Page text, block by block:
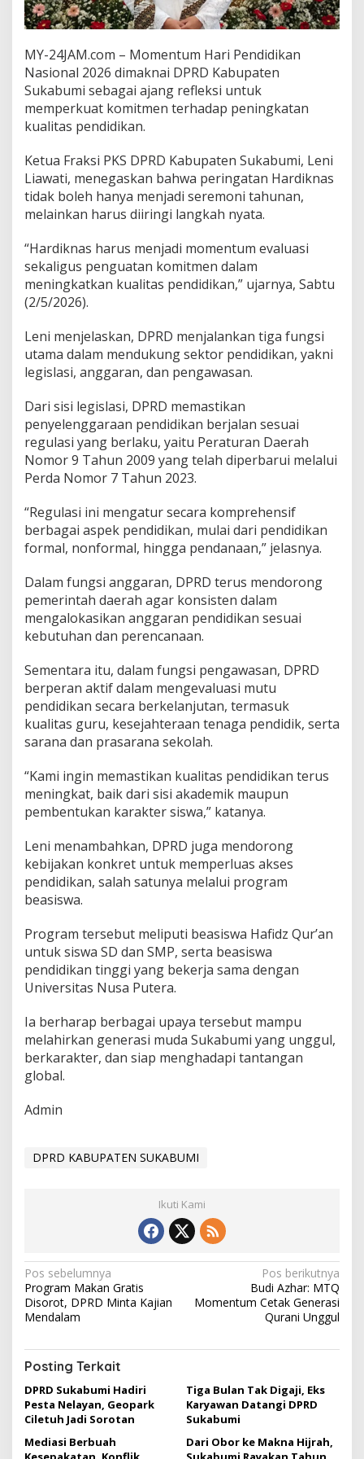
s
i
D
P
D
P
e
k
a
t
S
k
o
r
n
i
d
k
a
MY-24JAM.com – Momentum Hari Pendidikan
Nasional 2026 dimaknai DPRD Kabupaten
Sukabumi sebagai ajang refleksi untuk
memperkuat komitmen terhadap peningkatan
kualitas pendidikan.
Ketua Fraksi PKS DPRD Kabupaten Sukabumi, Leni
Liawati, menegaskan bahwa peringatan Hardiknas
tidak boleh hanya menjadi seremoni tahunan,
melainkan harus diiringi langkah nyata.
“Hardiknas harus menjadi momentum evaluasi
sekaligus penguatan komitmen dalam
meningkatkan kualitas pendidikan,” ujarnya, Sabtu
(2/5/2026).
Leni menjelaskan, DPRD menjalankan tiga fungsi
utama dalam mendukung sektor pendidikan, yakni
legislasi, anggaran, dan pengawasan.
Dari sisi legislasi, DPRD memastikan
penyelenggaraan pendidikan berjalan sesuai
regulasi yang berlaku, yaitu Peraturan Daerah
Nomor 9 Tahun 2009 yang telah diperbarui melalui
Perda Nomor 7 Tahun 2023.
“Regulasi ini mengatur secara komprehensif
berbagai aspek pendidikan, mulai dari pendidikan
formal, nonformal, hingga pendanaan,” jelasnya.
Dalam fungsi anggaran, DPRD terus mendorong
pemerintah daerah agar konsisten dalam
mengalokasikan anggaran pendidikan sesuai
kebutuhan dan perencanaan.
Sementara itu, dalam fungsi pengawasan, DPRD
berperan aktif dalam mengevaluasi mutu
pendidikan secara berkelanjutan, termasuk
kualitas guru, kesejahteraan tenaga pendidik, serta
sarana dan prasarana sekolah.
“Kami ingin memastikan kualitas pendidikan terus
meningkat, baik dari sisi akademik maupun
pembentukan karakter siswa,” katanya.
Leni menambahkan, DPRD juga mendorong
kebijakan konkret untuk memperluas akses
pendidikan, salah satunya melalui program
beasiswa.
Program tersebut meliputi beasiswa Hafidz Qur’an
untuk siswa SD dan SMP, serta beasiswa
pendidikan tinggi yang bekerja sama dengan
Universitas Nusa Putera.
Ia berharap berbagai upaya tersebut mampu
melahirkan generasi muda Sukabumi yang unggul,
berkarakter, dan siap menghadapi tantangan
global.
Admin
DPRD KABUPATEN SUKABUMI
Ikuti Kami
N
a
v
i
g
a
s
i
Pos sebelumnya
Program Makan Gratis
Disorot, DPRD Minta Kajian
Mendalam
Pos berikutnya
Budi Azhar: MTQ
Momentum Cetak Generasi
Qurani Unggul
Posting Terkait
DPRD Sukabumi Hadiri
Pesta Nelayan, Geopark
Ciletuh Jadi Sorotan
Tiga Bulan Tak Digaji, Eks
Karyawan Datangi DPRD
Sukabumi
Mediasi Berbuah
Dari Obor ke Makna Hijrah,